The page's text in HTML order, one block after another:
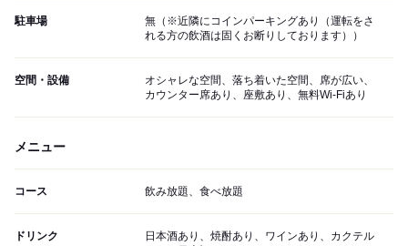
駐車場
無（※近隣にコインパーキングあり（運転をさ
れる方の飲酒は固くお断りしております））
空間・設備
オシャレな空間、落ち着いた空間、席が広い、
カウンター席あり、座敷あり、無料Wi-Fiあり
メニュー
コース 飲み放題、食べ放題
ドリンク
日本酒あり、焼酎あり、ワインあり、カクテル